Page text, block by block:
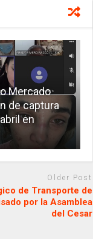
Mercado
de captura
en
Older Post
de Transporte de
por la Asamblea
del Cesar